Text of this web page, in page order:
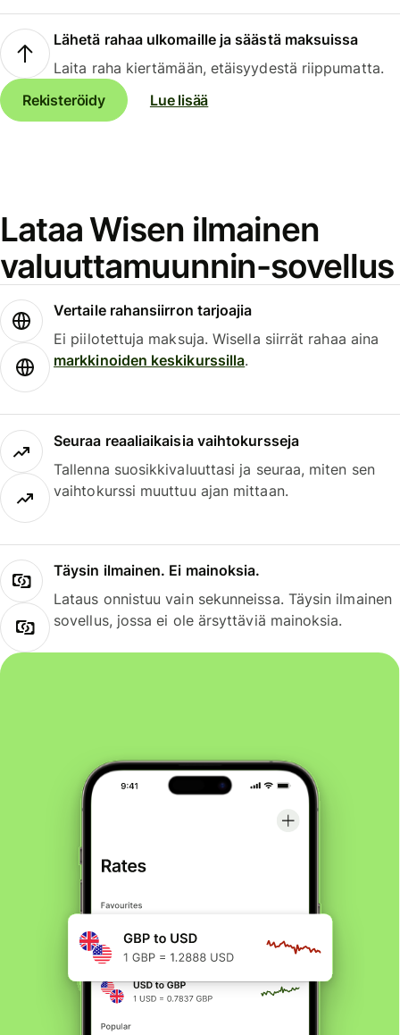
Lähetä rahaa ulkomaille ja säästä maksuissa
Laita raha kiertämään, etäisyydestä riippumatta.
Rekisteröidy
Lue lisää
Lataa Wisen ilmainen
valuuttamuunnin-sovellus
Vertaile rahansiirron tarjoajia
Ei piilotettuja maksuja. Wisella siirrät rahaa aina
markkinoiden keskikurssilla.
Seuraa reaaliaikaisia vaihtokursseja
Tallenna suosikkivaluuttasi ja seuraa, miten sen
vaihtokurssi muuttuu ajan mittaan.
Täysin ilmainen. Ei mainoksia.
Lataus onnistuu vain sekunneissa. Täysin ilmainen
sovellus, jossa ei ole ärsyttäviä mainoksia.